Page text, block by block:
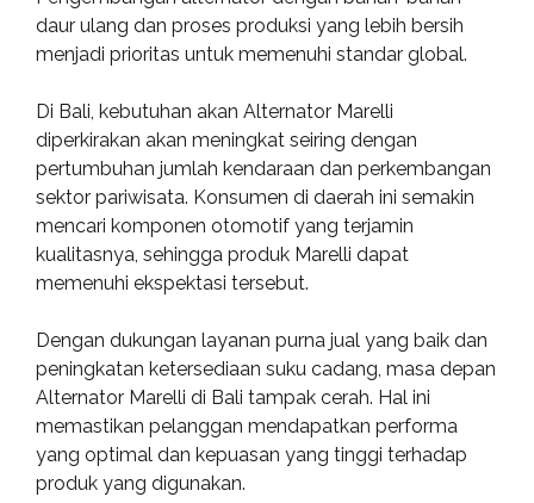
daur ulang dan proses produksi yang lebih bersih
menjadi prioritas untuk memenuhi standar global.
Di Bali, kebutuhan akan Alternator Marelli
diperkirakan akan meningkat seiring dengan
pertumbuhan jumlah kendaraan dan perkembangan
sektor pariwisata. Konsumen di daerah ini semakin
mencari komponen otomotif yang terjamin
kualitasnya, sehingga produk Marelli dapat
memenuhi ekspektasi tersebut.
Dengan dukungan layanan purna jual yang baik dan
peningkatan ketersediaan suku cadang, masa depan
Alternator Marelli di Bali tampak cerah. Hal ini
memastikan pelanggan mendapatkan performa
yang optimal dan kepuasan yang tinggi terhadap
produk yang digunakan.